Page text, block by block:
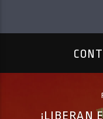
¡LIBERAN